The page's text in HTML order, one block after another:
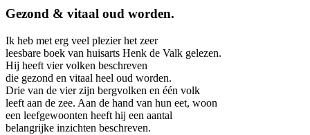
Gezond & vitaal oud worden.
Ik heb met erg veel plezier het zeer
leesbare boek van huisarts Henk de Valk gelezen.
Hij heeft vier volken beschreven
die gezond en vitaal heel oud worden.
Drie van de vier zijn bergvolken en één volk
leeft aan de zee. Aan de hand van hun eet, woon
een leefgewoonten heeft hij een aantal
belangrijke inzichten beschreven.